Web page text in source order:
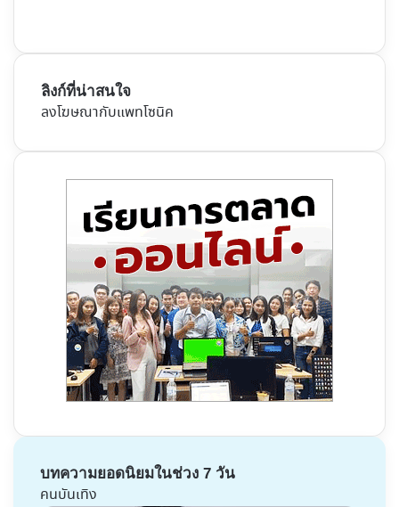
ลิงก์ที่น่าสนใจ
ลงโฆษณากับแพทโซนิค
บทความยอดนิยมในช่วง 7 วัน
คนบันเทิง